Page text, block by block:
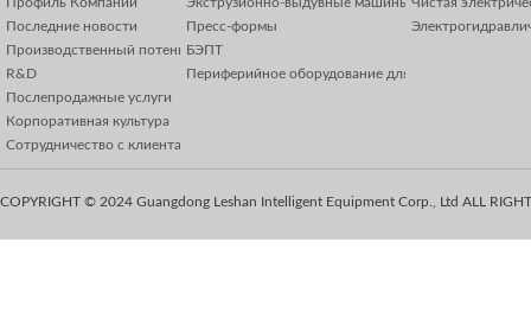
Последние новости
Производственный потенциал
R&D
Послепродажные услуги
Корпоративная культура
Сотрудничество с клиентами
Пресс-формы
БЭПТ
Периферийное оборудование для выдувных
COPYRIGHT © 2024 Guangdong Leshan Intelligent Equipment Corp., Ltd ALL